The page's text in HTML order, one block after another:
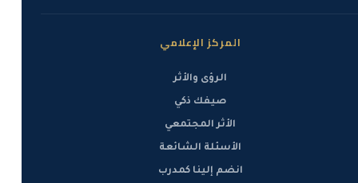
المركز الإعلامي
الرؤى والأثر
صيفك ذكي
الأثر المجتمعي
الأسئلة الشائعة
انضم إلينا كمدرب